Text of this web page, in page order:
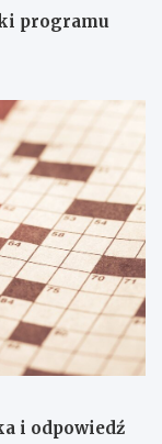
programu
i odpowiedź